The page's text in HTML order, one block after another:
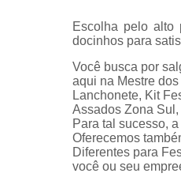
Escolha pelo alto
docinhos para
Você busca por
aqui na Mestre
Lanchonete, Kit
Assados Zona
Para tal sucesso,
Oferecemos
Diferentes para
você ou seu